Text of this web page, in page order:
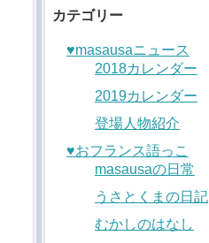
カテゴリー
♥︎masausaニュース
2018カレンダー
2019カレンダー
登場人物紹介
♥︎おフランス語っこ
masausaの日常
うさとくまの日記
むかしのはなし